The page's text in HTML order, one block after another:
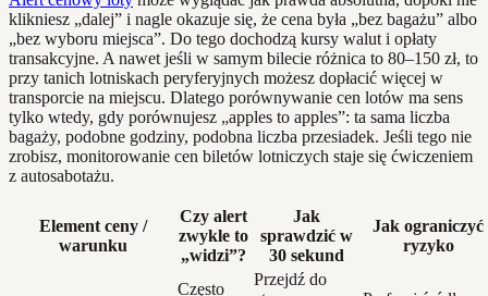
klikniesz „dalej” i nagle okazuje się, że cena była „bez bagażu” albo
„bez wyboru miejsca”. Do tego dochodzą kursy walut i opłaty
transakcyjne. A nawet jeśli w samym bilecie różnica to 80–150 zł, to
przy tanich lotniskach peryferyjnych możesz dopłacić więcej w
transporcie na miejscu. Dlatego porównywanie cen lotów ma sens
tylko wtedy, gdy porównujesz „apples to apples”: ta sama liczba
bagaży, podobne godziny, podobna liczba przesiadek. Jeśli tego nie
zrobisz, monitorowanie cen biletów lotniczych staje się ćwiczeniem
z autosabotażu.
Element ceny /
warunku
Czy alert
zwykle to
„widzi”?
Jak
sprawdzić w
30 sekund
Jak ograniczyć
ryzyko
Często
Przejdź do